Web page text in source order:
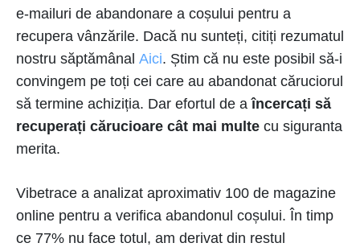
e-mailuri de abandonare a coșului pentru a
recupera vânzările. Dacă nu sunteți, citiți rezumatul
nostru săptămânal Aici. Știm că nu este posibil să-i
convingem pe toți cei care au abandonat căruciorul
să termine achiziția. Dar efortul de a încercați să
recuperați cărucioare cât mai multe cu siguranta
merita.
Vibetrace a analizat aproximativ 100 de magazine
online pentru a verifica abandonul coșului. În timp
ce 77% nu face totul, am derivat din restul